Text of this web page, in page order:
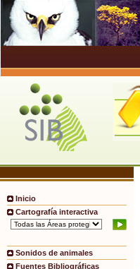
Inicio
Cartografía interactiva
Sonidos de animales
Fuentes Bibliográficas